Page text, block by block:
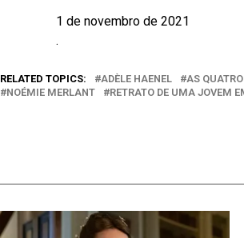
Data1 de novembro de 2021
Em relação a
.
RELATED TOPICS: ADÈLE HAENEL AS
NOÉMIE MERLANT
RETRATO DE UMA JOVEM